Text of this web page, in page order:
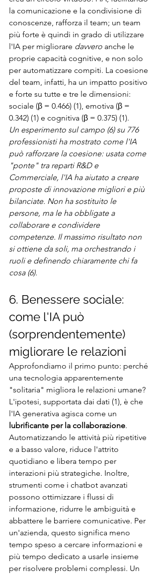
la comunicazione e la condivisione di
conoscenze, rafforza il team; un team
più forte è quindi in grado di utilizzare
l'IA per migliorare davvero anche le
proprie capacità cognitive, e non solo
per automatizzare compiti. La coesione
del team, infatti, ha un impatto positivo
e forte su tutte e tre le dimensioni:
sociale (β = 0.466) (1), emotiva (β =
0.342) (1) e cognitiva (β = 0.375) (1).
Un esperimento sul campo (6) su 776
professionisti ha mostrato come l'IA
può rafforzare la coesione: usata come
"ponte" tra reparti R&D e
Commerciale, l'IA ha aiutato a creare
proposte di innovazione migliori e più
bilanciate. Non ha sostituito le
persone, ma le ha obbligate a
collaborare e condividere
competenze. Il massimo risultato non
si ottiene da soli, ma orchestrando i
ruoli e definendo chiaramente chi fa
cosa (6).
6. Benessere sociale:
come l'IA può
(sorprendentemente)
migliorare le relazioni
Approfondiamo il primo punto: perché
una tecnologia apparentemente
"solitaria" migliora le relazioni umane?
L'ipotesi, supportata dai dati (1), è che
l'IA generativa agisca come un
lubrificante per la collaborazione.
Automatizzando le attività più ripetitive
e a basso valore, riduce l'attrito
quotidiano e libera tempo per
interazioni più strategiche. Inoltre,
strumenti come i chatbot avanzati
possono ottimizzare i flussi di
informazione, ridurre le ambiguità e
abbattere le barriere comunicative. Per
un'azienda, questo significa meno
tempo speso a cercare informazioni e
più tempo dedicato a usarle insieme
per risolvere problemi complessi. Un